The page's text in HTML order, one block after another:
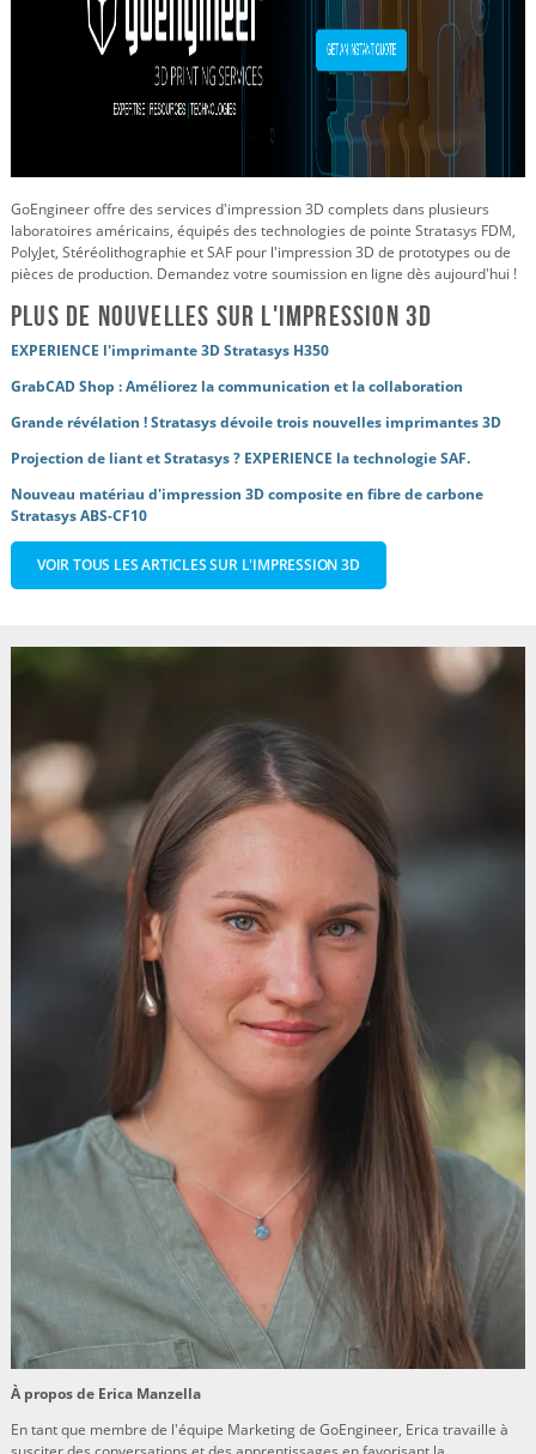
GoEngineer offre des services d'impression 3D complets dans plusieurs
laboratoires américains, équipés des technologies de pointe Stratasys FDM,
PolyJet, Stéréolithographie et SAF pour l'impression 3D de prototypes ou de
pièces de production. Demandez votre soumission en ligne dès aujourd'hui !
Plus de nouvelles sur l'impression 3D
EXPERIENCE l'imprimante 3D Stratasys H350
GrabCAD Shop : Améliorez la communication et la collaboration
Grande révélation ! Stratasys dévoile trois nouvelles imprimantes 3D
Projection de liant et Stratasys ? EXPERIENCE la technologie SAF.
Nouveau matériau d'impression 3D composite en fibre de carbone
Stratasys ABS-CF10
VOIR TOUS LES ARTICLES SUR L'IMPRESSION 3D
À propos de Erica Manzella
En tant que membre de l'équipe Marketing de GoEngineer, Erica travaille à